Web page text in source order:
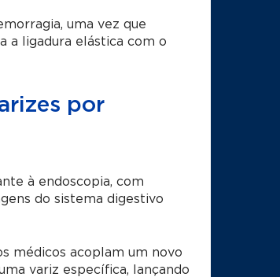
uma vez que
a ligadura elástica com o
por
à endoscopia, com
do sistema digestivo
médicos acoplam um novo
variz específica, lançando